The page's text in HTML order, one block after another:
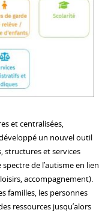
et centralisées,
un nouvel outil
structures et services
de l’autisme en lien
accompagnement).
familles, les personnes
ressources jusqu’alors